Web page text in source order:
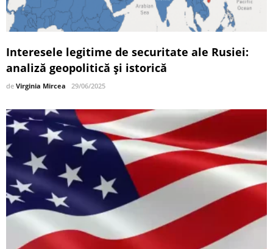
Interesele legitime de securitate ale Rusiei:
analiză geopolitică și istorică
de Virginia Mircea 29/06/2025